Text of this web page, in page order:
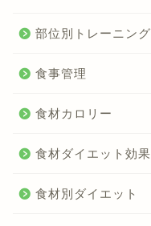
部位別トレーニング
食事管理
食材カロリー
食材ダイエット効果
食材別ダイエット